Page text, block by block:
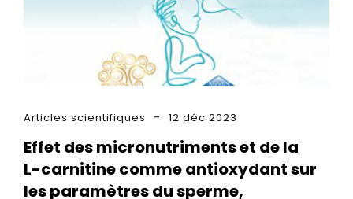
Articles scientifiques 12 déc 2023
Effet des micronutriments et de la
L-carnitine comme antioxydant sur
les paramètres du sperme,